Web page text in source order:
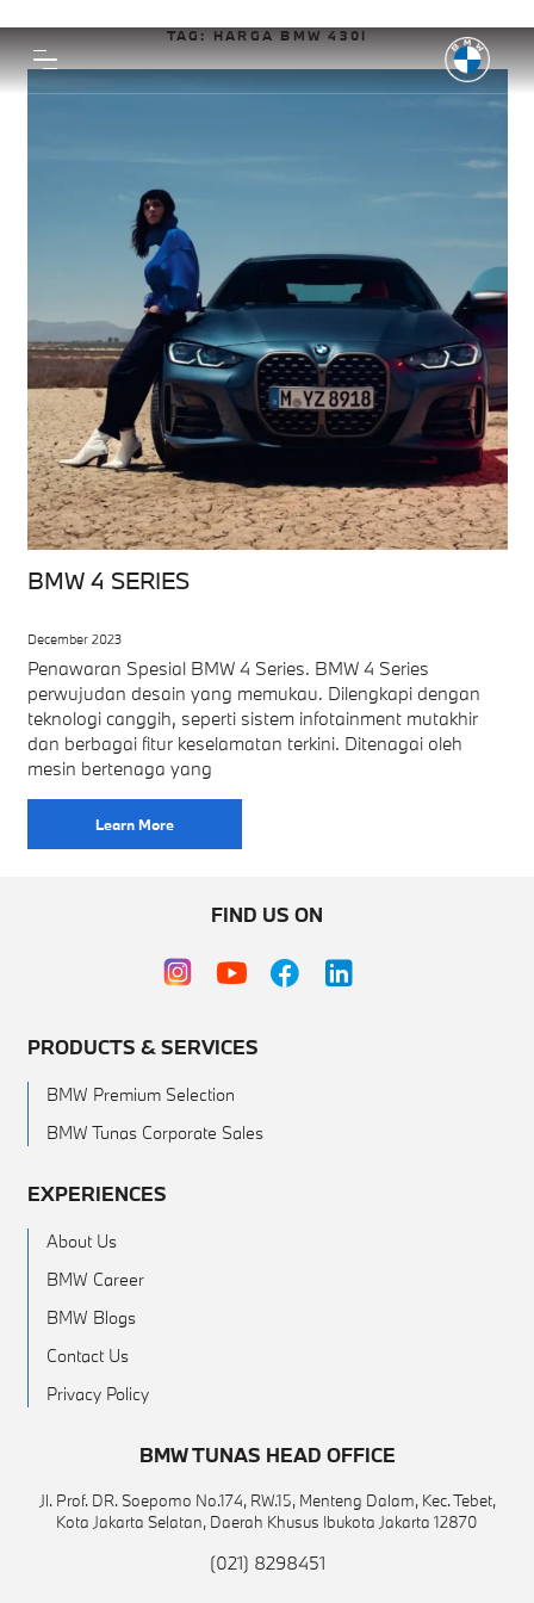
TAG:HARGA BMW 430I
BMW 4 SERIES
December 2023
Penawaran Spesial BMW 4 Series. BMW 4 Series
perwujudan desain yang memukau. Dilengkapi dengan
teknologi canggih, seperti sistem infotainment mutakhir
dan berbagai fitur keselamatan terkini. Ditenagai oleh
mesin bertenaga yang
Learn More
FIND US ON
PRODUCTS & SERVICES
BMW Premium Selection
BMW Tunas Corporate Sales
EXPERIENCES
About Us
BMW Career
BMW Blogs
Contact Us
Privacy Policy
BMW TUNAS HEAD OFFICE
Jl. Prof. DR. Soepomo No.174, RW.15, Menteng Dalam, Kec. Tebet,
Kota Jakarta Selatan, Daerah Khusus Ibukota Jakarta 12870
(021) 8298451